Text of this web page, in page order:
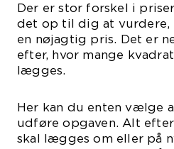
Der er stor forskel i
det op til dig at vurdere,
en nøjagtig pris. Det er
efter, hvor mange
Her kan du enten vælge
udføre opgaven. Alt
skal lægges om eller på